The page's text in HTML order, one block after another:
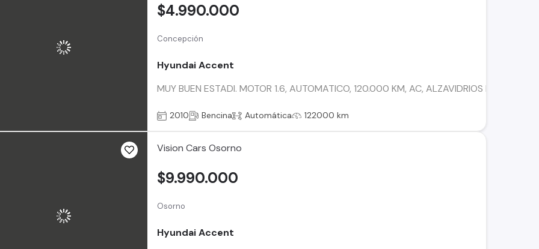
Concepción
Hyundai Accent
MUY BUEN ESTADI. MOTOR 1.6, AUTOMATICO, 120.000 KM, AC, ALZAVIDRIOS
$4.990.000
2010 Bencina Automática 122000 km
Vision Cars Osorno
Osorno
Hyundai Accent
$9.990.000